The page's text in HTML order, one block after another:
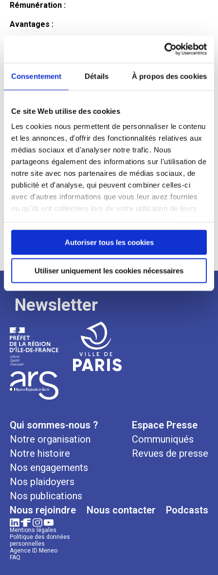
Consentement Détails À propos des cookies
Ce site Web utilise des cookies
Les cookies nous permettent de personnaliser le contenu
et les annonces, d'offrir des fonctionnalités relatives aux
médias sociaux et d'analyser notre trafic. Nous
partageons également des informations sur l'utilisation de
notre site avec nos partenaires de médias sociaux, de
publicité et d'analyse, qui peuvent combiner celles-ci
avec d'autres informations que vous leur avez fournies
ou qu'ils ont collectées lors de votre utilisation de leurs
continuez à utiliser notre site Web.
Autoriser tous les cookies
Utiliser uniquement les cookies nécessaires
Rémunération :
Avantages :
candidat
Qualifications et diplômes :
Profil recherché :
Expérience :
Processus
de
recrutement
Newsletter
Qui sommes-nous ?
Notre organisation
Notre histoire
Nos engagements
Nos plaidoyers
Nos publications
Espace Presse
Communiqués
Revues de presse
Nous rejoindre Nous contacter Podcasts
Mentions légales
Politique des données
personnelles
Agence ID Meneo
FAQ